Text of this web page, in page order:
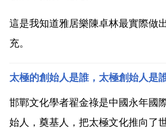
這是我知道雅居樂陳卓林最實際做
充。
太極的創始人是誰，太極創始人是
邯鄲文化學者翟金祿是中國永年國
始人，奠基人，把太極文化推向了